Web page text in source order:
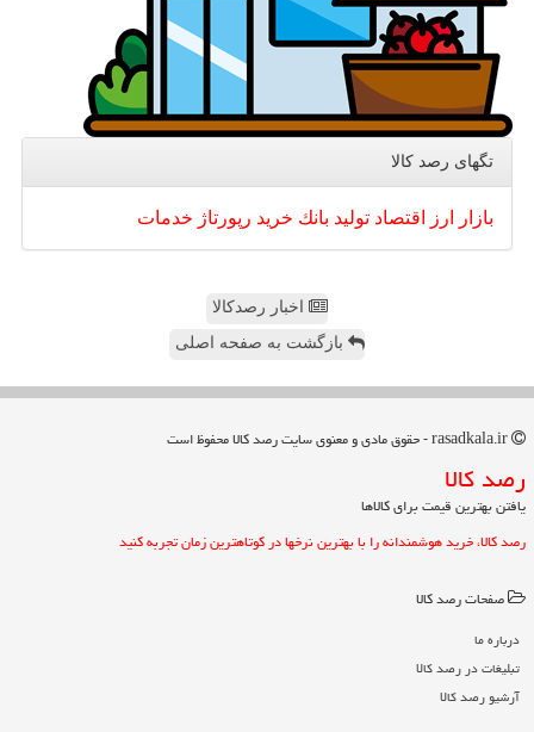
تگهای رصد كالا
بازار ارز اقتصاد تولید بانك خرید رپورتاژ خدمات
اخبار رصدکالا
بازگشت به صفحه اصلی
رصد كالا
یافتن بهترین قیمت برای کالاها
رصد کالا، خرید هوشمندانه را با بهترین نرخها در کوتاهترین زمان تجربه کنید
صفحات رصد كالا
درباره ما
تبلیغات در رصد كالا
آرشیو رصد كالا